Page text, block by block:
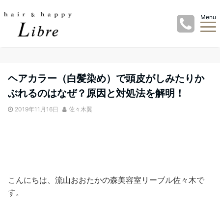
Menu
ヘアカラー（白髪染め）で頭皮がしみたりか
ぶれるのはなぜ？原因と対処法を解明！
2019年11月16日 佐々木翼
こんにちは、流山おおたかの森美容室リーブル佐々木で
す。